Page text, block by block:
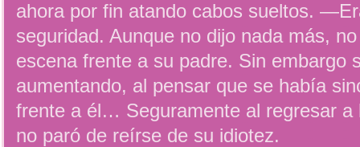
ahora por fin atando cabos sueltos.
seguridad. Aunque no dijo nada más,
escena frente a su padre. Sin embargo
aumentando, al pensar que se había
frente a él… Seguramente al regresar a
no paró de reírse de su idiotez.